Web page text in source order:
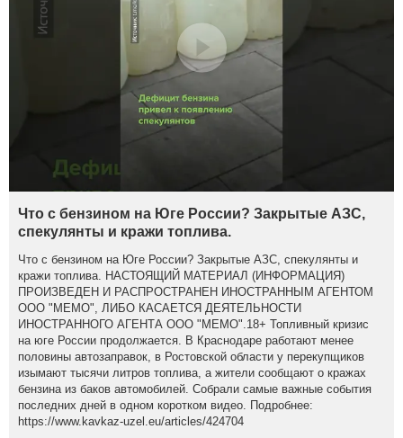
Что с бензином на Юге России? Закрытые АЗС,
спекулянты и кражи топлива.
Что с бензином на Юге России? Закрытые АЗС, спекулянты и
кражи топлива. НАСТОЯЩИЙ МАТЕРИАЛ (ИНФОРМАЦИЯ)
ПРОИЗВЕДЕН И РАСПРОСТРАНЕН ИНОСТРАННЫМ АГЕНТОМ
ООО "МЕМО", ЛИБО КАСАЕТСЯ ДЕЯТЕЛЬНОСТИ
ИНОСТРАННОГО АГЕНТА ООО "МЕМО".18+ Топливный кризис
на юге России продолжается. В Краснодаре работают менее
половины автозаправок, в Ростовской области у перекупщиков
изымают тысячи литров топлива, а жители сообщают о кражах
бензина из баков автомобилей. Собрали самые важные события
последних дней в одном коротком видео. Подробнее:
https://www.kavkaz-uzel.eu/articles/424704